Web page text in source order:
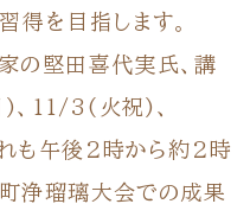
得を目指します。
の堅田喜代実氏、講
11/3(火祝)、
も午後2時から約2時
浄瑠璃大会での成果